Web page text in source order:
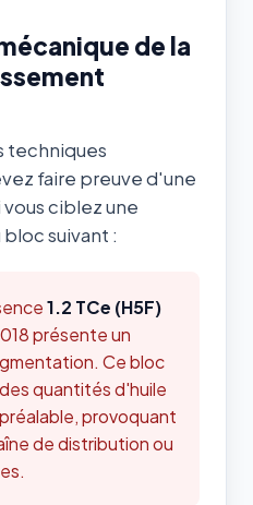
de la
techniques
faire preuve d'une
ciblez une
suivant :
1.2 TCe (H5F)
présente un
Ce bloc
quantités d'huile
provoquant
de distribution ou